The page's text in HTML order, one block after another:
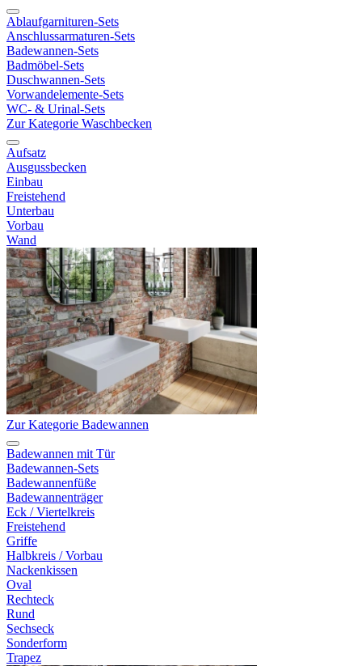
Ablaufgarnituren-Sets
Anschlussarmaturen-Sets
Badewannen-Sets
Badmöbel-Sets
Duschwannen-Sets
Vorwandelemente-Sets
WC- & Urinal-Sets
Zur Kategorie Waschbecken
Aufsatz
Ausgussbecken
Einbau
Freistehend
Unterbau
Vorbau
Wand
Zur Kategorie Badewannen
Badewannen mit Tür
Badewannen-Sets
Badewannenfüße
Badewannenträger
Eck / Viertelkreis
Freistehend
Griffe
Halbkreis / Vorbau
Nackenkissen
Oval
Rechteck
Rund
Sechseck
Sonderform
Trapez